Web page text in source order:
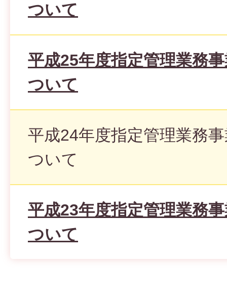
ついて
平成25年度指定管理業務
ついて
平成24年度指定管理業務
ついて
平成23年度指定管理業務
ついて